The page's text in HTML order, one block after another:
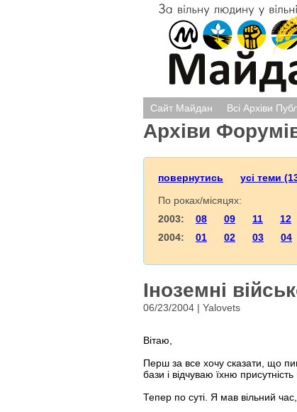
Сайт Майдан Всі Архіви
Архіви
повернутись
усі теми
По роках/місяцях:
2003: 08 09 11
12
2004: 01 02 03 04
Іноземні
06/23/2004 | Yalovets
Вітаю,
Перш за все хочу сказати, що
бази і відчуваю їхню
Тепер по суті. Я мав вільний